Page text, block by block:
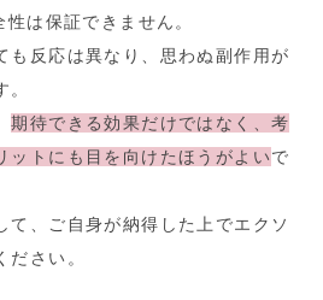
は保証できません。
も反応は異なり、思わぬ副作用が
期待できる効果だけではなく、考
ットにも目を向けたほうがよいで
て、ご自身が納得した上でエクソ
ださい。